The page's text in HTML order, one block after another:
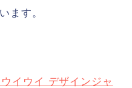
ます。
イウイ デザインジャ